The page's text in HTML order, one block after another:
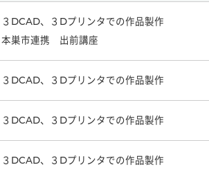
３DCAD、３Dプリンタでの作品製作
本巣市連携 出前講座
３DCAD、３Dプリンタでの作品製作
３DCAD、３Dプリンタでの作品製作
３DCAD、３Dプリンタでの作品製作